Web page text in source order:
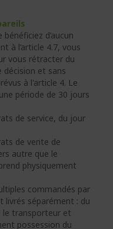
d’aucun
à l’article 4.7, vous
vous rétracter du
et sans
à l'article 4. Le
période de 30 jours
de service, du jour
de vente de
autre que le
physiquement
commandés par
livrés séparément : du
le transporteur et
possession du